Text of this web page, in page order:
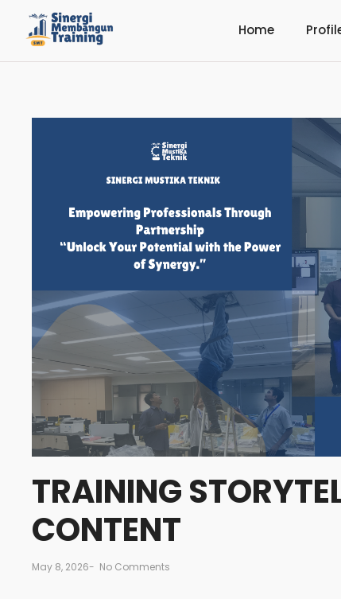
Home
TRAINING
CONTENT
May 8, 2026- No Comments